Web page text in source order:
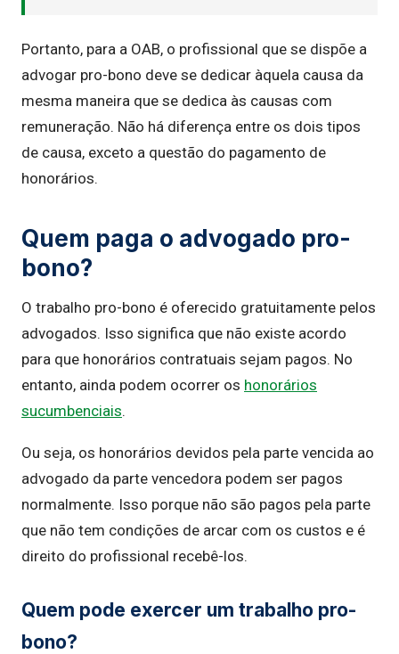
Portanto, para a OAB, o profissional que se dispõe a
advogar pro-bono deve se dedicar àquela causa da
mesma maneira que se dedica às causas com
remuneração. Não há diferença entre os dois tipos
de causa, exceto a questão do pagamento de
honorários.
Quem paga o advogado pro-
bono?
O trabalho pro-bono é oferecido gratuitamente pelos
advogados. Isso significa que não existe acordo
para que honorários contratuais sejam pagos. No
entanto, ainda podem ocorrer os honorários
sucumbenciais.
Ou seja, os honorários devidos pela parte vencida ao
advogado da parte vencedora podem ser pagos
normalmente. Isso porque não são pagos pela parte
que não tem condições de arcar com os custos e é
direito do profissional recebê-los.
Quem pode exercer um trabalho pro-
bono?